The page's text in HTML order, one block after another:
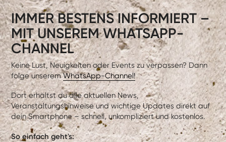
IMMER BESTENS INFORMIERT –
MIT UNSEREM WHATSAPP-
CHANNEL
Keine Lust, Neuigkeiten oder Events zu verpassen? Dann
folge unseremWhatsApp-Channel!
Dort erhältst du alle aktuellen News,
Veranstaltungshinweise und wichtige Updates direkt auf
dein Smartphone – schnell, unkompliziert und kostenlos.
So einfach geht's: